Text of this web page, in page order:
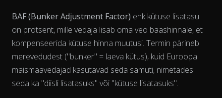
BAF (Bunker Adjustment Factor) ehk kütuse lisatasu
on protsent, mille vedaja lisab oma veo baashinnale, et
kompenseerida kütuse hinna muutusi. Termin pärineb
merevedudest ("bunker" = laeva kütus), kuid Euroopa
maismaavedajad kasutavad seda samuti, nimetades
seda ka "diisli lisatasuks" või "kütuse lisatasuks".